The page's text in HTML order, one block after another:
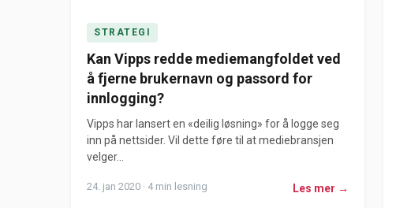
STRATEGI
Kan Vipps redde mediemangfoldet ved
å fjerne brukernavn og passord for
innlogging?
Vipps​ har lansert en «deilig løsning» for å logge seg
inn på nettsider. Vil dette føre til at mediebransjen
velger...
24. jan 2020 · 4 min lesning Les mer →